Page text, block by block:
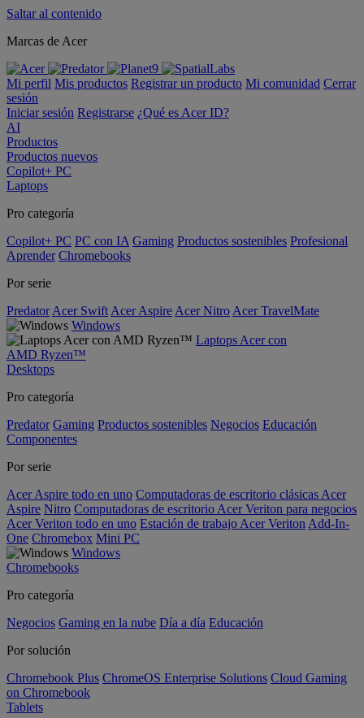
Saltar al contenido
Marcas de Acer
Mi perfil Mis productos Registrar un producto Mi comunidad Cerrar
sesión
Iniciar sesión Registrarse ¿Qué es Acer ID?
AI
Productos
Productos nuevos
Copilot+ PC
Laptops
Pro categoría
Copilot+ PC PC con IA Gaming Productos sostenibles Profesional
Aprender Chromebooks
Por serie
Predator Acer Swift Acer Aspire Acer Nitro Acer TravelMate
Windows
Laptops Acer con
AMD Ryzen™
Desktops
Pro categoría
Predator Gaming Productos sostenibles Negocios Educación
Componentes
Por serie
Acer Aspire todo en uno Computadoras de escritorio clásicas Acer
Aspire Nitro Computadoras de escritorio Acer Veriton para negocios
Acer Veriton todo en uno Estación de trabajo Acer Veriton Add-In-
One Chromebox Mini PC
Windows
Chromebooks
Pro categoría
Negocios Gaming en la nube Día a día Educación
Por solución
Chromebook Plus ChromeOS Enterprise Solutions Cloud Gaming
on Chromebook
Tablets